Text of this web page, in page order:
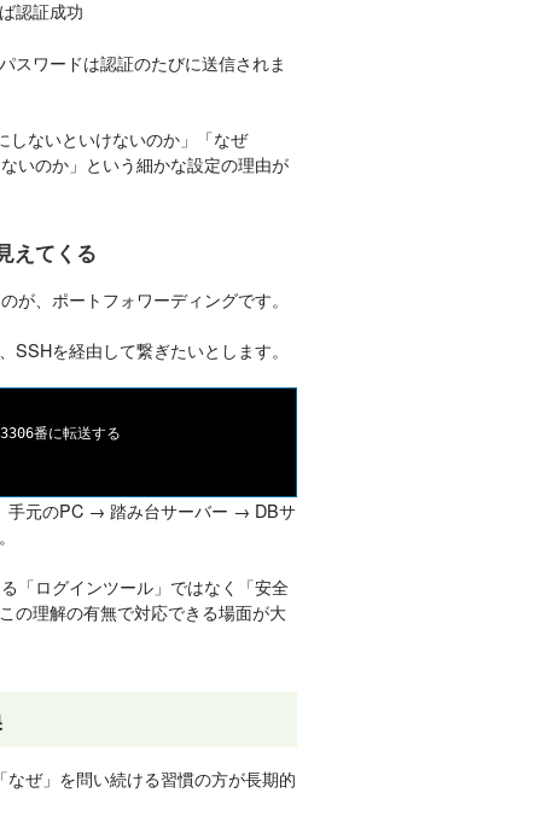
認証成功
スワードは認証のたびに送信されま
しないといけないのか」「なぜ
いのか」という細かな設定の理由が
えてくる
、ポートフォワーディングです。
を経由して繋ぎたいとします。
番に転送する
手元のPC → 踏み台サーバー → DBサ
「ログインツール」ではなく「安全
の理解の有無で対応できる場面が大
ぜ」を問い続ける習慣の方が長期的